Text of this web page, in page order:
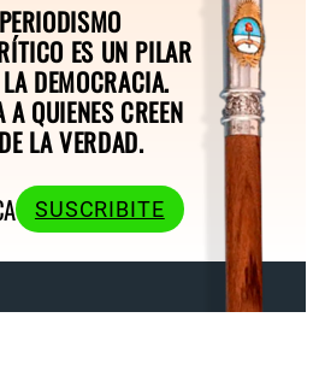
ES UN PILAR
DEMOCRACIA.
QUIENES CREEN
LA VERDAD.
SUSCRIBITE